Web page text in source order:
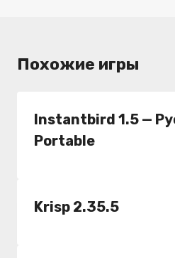
Похожие игры
Instantbird 1.5 —
Portable
Krisp 2.35.5